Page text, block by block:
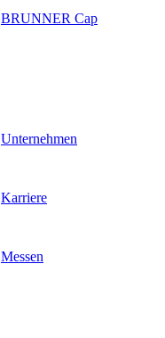
BRUNNER Cap
Unternehmen
Karriere
Messen